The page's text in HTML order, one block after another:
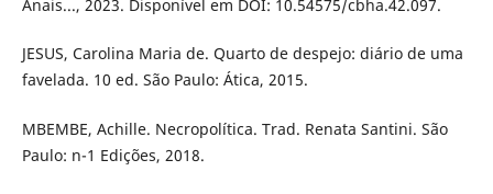
Anais..., 2023. Disponível em DOI: 10.54575/cbha.42.097.
JESUS, Carolina Maria de. Quarto de despejo: diário de uma
favelada. 10 ed. São Paulo: Ática, 2015.
MBEMBE, Achille. Necropolítica. Trad. Renata Santini. São
Paulo: n-1 Edições, 2018.